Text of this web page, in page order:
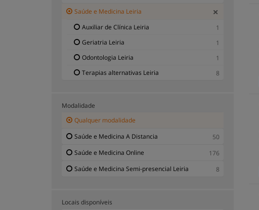
Saúde e Medicina Leiria
Auxiliar de Clínica Leiria
1
Geriatria Leiria
1
Odontologia Leiria
1
Terapias alternativas Leiria
8
Modalidade
Qualquer modalidade
Saúde e Medicina A Distancia
50
Saúde e Medicina Online
176
Saúde e Medicina Semi-presencial Leiria
8
Locais disponíveis